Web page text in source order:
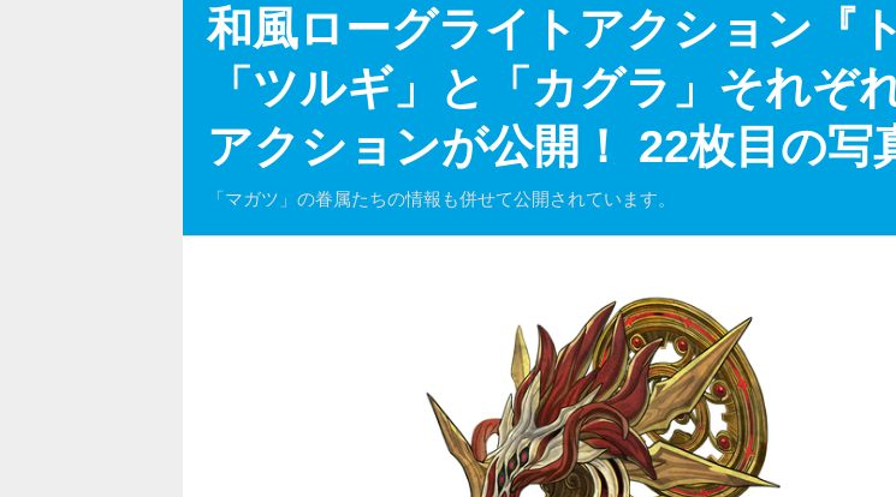
和風ローグライトアクション『
「ツルギ」と「カグラ」それぞ
アクションが公開！ 22枚目の写
「マガツ」の眷属たちの情報も併せて公開されています。